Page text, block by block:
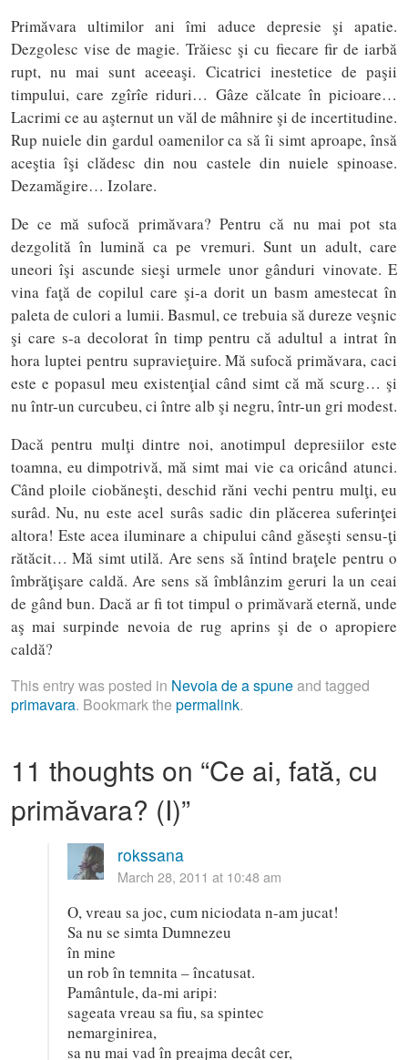
Primăvara ultimilor ani îmi aduce depresie şi apatie.
Dezgolesc vise de magie. Trăiesc şi cu fiecare fir de iarbă
rupt, nu mai sunt aceeaşi. Cicatrici inestetice de paşii
timpului, care zgîrîe riduri… Gâze călcate în picioare…
Lacrimi ce au aşternut un văl de mâhnire şi de incertitudine.
Rup nuiele din gardul oamenilor ca să îi simt aproape, însă
aceştia îşi clădesc din nou castele din nuiele spinoase.
Dezamăgire… Izolare.
De ce mă sufocă primăvara? Pentru că nu mai pot sta
dezgolită în lumină ca pe vremuri. Sunt un adult, care
uneori îşi ascunde sieşi urmele unor gânduri vinovate. E
vina faţă de copilul care şi-a dorit un basm amestecat în
paleta de culori a lumii. Basmul, ce trebuia să dureze veşnic
şi care s-a decolorat în timp pentru că adultul a intrat în
hora luptei pentru supravieţuire. Mă sufocă primăvara, caci
este e popasul meu existenţial când simt că mă scurg… şi
nu într-un curcubeu, ci între alb şi negru, într-un gri modest.
Dacă pentru mulţi dintre noi, anotimpul depresiilor este
toamna, eu dimpotrivă, mă simt mai vie ca oricând atunci.
Când ploile ciobăneşti, deschid răni vechi pentru mulţi, eu
surâd. Nu, nu este acel surâs sadic din plăcerea suferinţei
altora! Este acea iluminare a chipului când găseşti sensu-ţi
rătăcit… Mă simt utilă. Are sens să întind braţele pentru o
îmbrăţişare caldă. Are sens să îmblânzim geruri la un ceai
de gând bun. Dacă ar fi tot timpul o primăvară eternă, unde
aş mai surpinde nevoia de rug aprins şi de o apropiere
caldă?
This entry was posted in Nevoia de a spuneand tagged
primavara. Bookmark the permalink.
11 thoughts on “Ce ai, fată, cu
primăvara? (I)”
rokssana
March 28, 2011 at 10:48 am
O, vreau sa joc, cum niciodata n-am jucat!
Sa nu se simta Dumnezeu
în mine
un rob în temnita – încatusat.
Pamântule, da-mi aripi:
sageata vreau sa fiu, sa spintec
nemarginirea,
sa nu mai vad în preajma decât cer,